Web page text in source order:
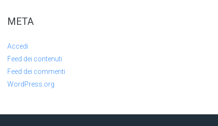
META
Accedi
Feed dei contenuti
Feed dei commenti
WordPress.org